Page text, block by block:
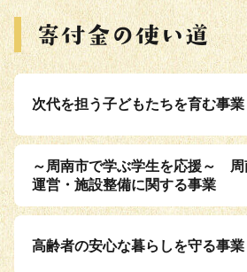
次代を担う子どもたちを育む事業
～周南市で学ぶ学生を応援～ 周
運営・施設整備に関する事業
高齢者の安心な暮らしを守る事業